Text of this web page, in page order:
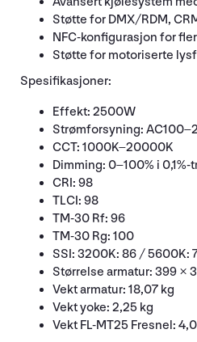
Støtte for DMX/RDM,
NFC-konfigurasjon for
Støtte for motoriserte
Spesifikasjoner:
Effekt: 2500W
Strømforsyning:
CCT: 1000K–20000K
Dimming: 0–100% i 0,1%-
CRI: 98
TLCI: 98
TM-30 Rf: 96
TM-30 Rg: 100
SSI: 3200K: 86 / 5600K:
Størrelse armatur: 399 ×
Vekt armatur: 18,07 kg
Vekt yoke: 2,25 kg
Vekt FL-MT25 Fresnel: